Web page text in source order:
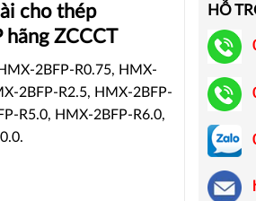
HỖ
cho thép
ZCCCT
2BFP-R0.75, HMX-
2BFP-R2.5, HMX-2BFP-
R5.0, HMX-2BFP-R6.0,